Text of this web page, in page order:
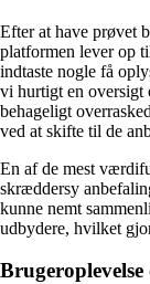
Efter at have prøvet
platformen lever op
indtaste nogle få
vi hurtigt en oversigt
behageligt
ved at skifte til de
En af de mest
skræddersy
kunne nemt
udbydere, hvilket